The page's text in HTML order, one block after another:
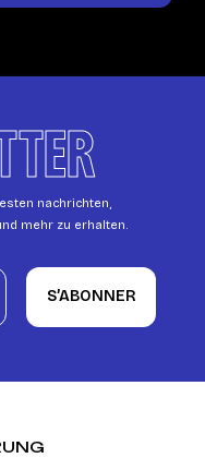
nachrichten,
mehr zu erhalten.
S’ABONNER